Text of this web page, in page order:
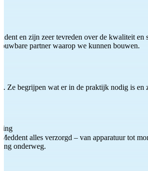
en zijn zeer tevreden over de kwaliteit
partner waarop we kunnen bouwen.
Ze begrijpen wat er in de praktijk nodig is
alles verzorgd – van apparatuur tot
onderweg.